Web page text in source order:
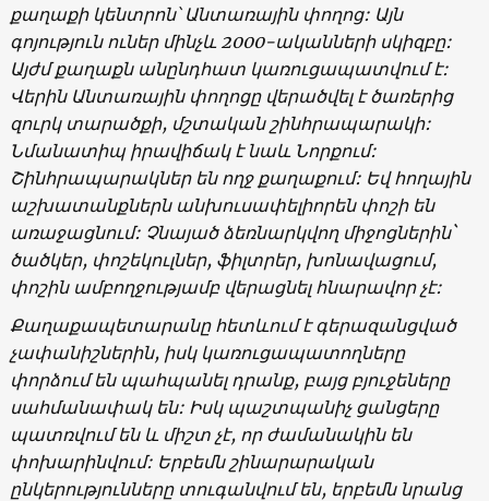
քաղաքի կենտրոն՝ Անտառային փողոց: Այն
գոյություն ուներ մինչև 2000-ականների սկիզբը:
Այժմ քաղաքն անընդհատ կառուցապատվում է:
Վերին Անտառային փողոցը վերածվել է ծառերից
զուրկ տարածքի, մշտական շինհրապարակի:
Նմանատիպ իրավիճակ է նաև Նորքում:
Շինհրապարակներ են ողջ քաղաքում: Եվ հողային
աշխատանքներն անխուսափելիորեն փոշի են
առաջացնում: Չնայած ձեռնարկվող միջոցներին`
ծածկեր, փոշեկուլներ, ֆիլտրեր, խոնավացում,
փոշին ամբողջությամբ վերացնել հնարավոր չէ:
Քաղաքապետարանը հետևում է գերազանցված
չափանիշներին, իսկ կառուցապատողները
փորձում են պահպանել դրանք, բայց բյուջեները
սահմանափակ են: Իսկ պաշտպանիչ ցանցերը
պատռվում են և միշտ չէ, որ ժամանակին են
փոխարինվում: Երբեմն շինարարական
ընկերությունները տուգանվում են, երբեմն նրանց